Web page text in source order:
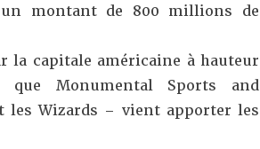
montant de 800 millions de
la capitale américaine à hauteur
Monumental Sports and
Wizards – vient apporter les